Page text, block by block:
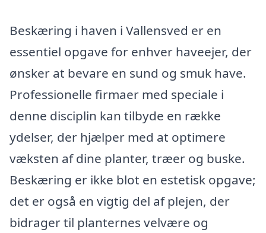
Beskæring i haven i Vallensved er en
essentiel opgave for enhver haveejer, der
ønsker at bevare en sund og smuk have.
Professionelle firmaer med speciale i
denne disciplin kan tilbyde en række
ydelser, der hjælper med at optimere
væksten af dine planter, træer og buske.
Beskæring er ikke blot en estetisk opgave;
det er også en vigtig del af plejen, der
bidrager til planternes velvære og